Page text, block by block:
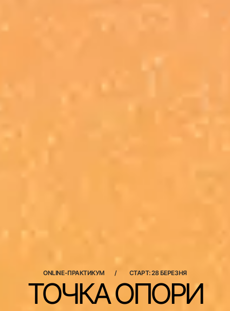
ONLINE-ПРАКТИКУМ СТАРТ: 28 БЕРЕЗНЯ
ТОЧКА ОПОРИ